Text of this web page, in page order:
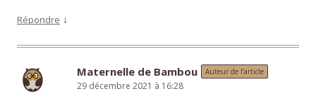
Répondre ↓
Maternelle de Bambou Auteur de l’article
29 décembre 2021 à 16:28